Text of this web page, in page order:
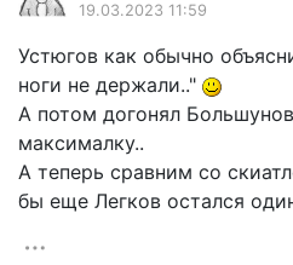
19.03.2023 11:59
Устюгов как обычно
ноги не держали.."
А потом догонял
максималку..
А теперь сравним со
бы еще Легков остался